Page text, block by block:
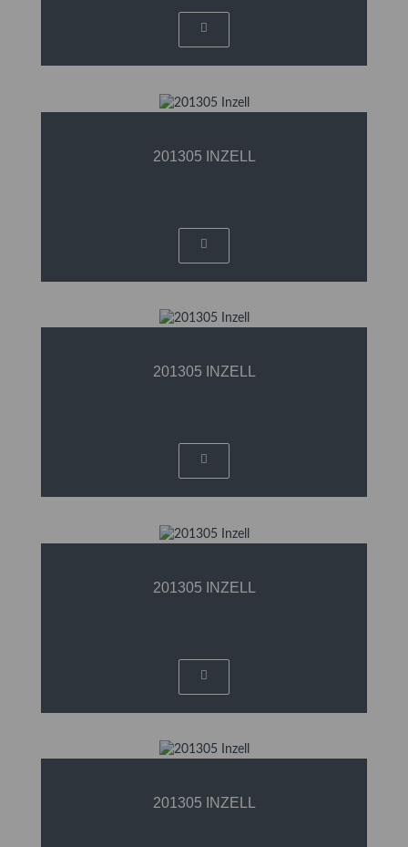
201305 INZELL
201305 INZELL
201305 INZELL
201305 INZELL